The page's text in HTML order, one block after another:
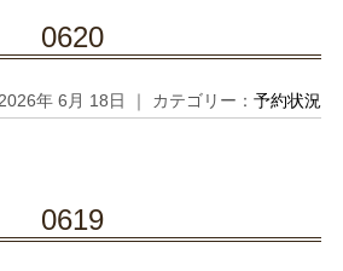
0620
2026年 6月 18日 ｜ カテゴリー：予約状況
0619